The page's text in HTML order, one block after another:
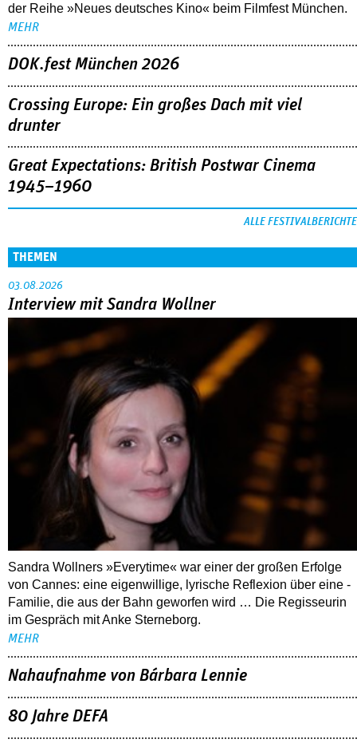
der Reihe »Neues deutsches Kino« beim Filmfest München.
MEHR
DOK.fest München 2026
Crossing Europe: Ein großes Dach mit viel
drunter
Great Expectations: British Postwar Cinema
1945–1960
ALLE FESTIVALBERICHTE
THEMEN
03.08.2026
Interview mit Sandra Wollner
Sandra Wollners »Everytime« war einer der großen Erfolge
von Cannes: eine eigenwillige, lyrische Reflexion über eine ­
Familie, die aus der Bahn geworfen wird … Die Regisseurin
im Gespräch mit Anke Sterneborg.
MEHR
Nahaufnahme von Bárbara Lennie
80 Jahre DEFA